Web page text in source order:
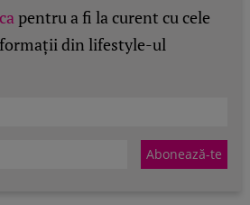
pentru a fi la curent cu cele
din lifestyle-ul